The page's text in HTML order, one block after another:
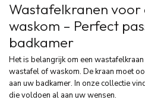
Wastafelkranen voor
waskom – Perfect
badkamer
Het is belangrijk om een
wastafel of waskom. De kraan moet
aan uw badkamer. In onze collectie
die voldoen al aan uw wensen.